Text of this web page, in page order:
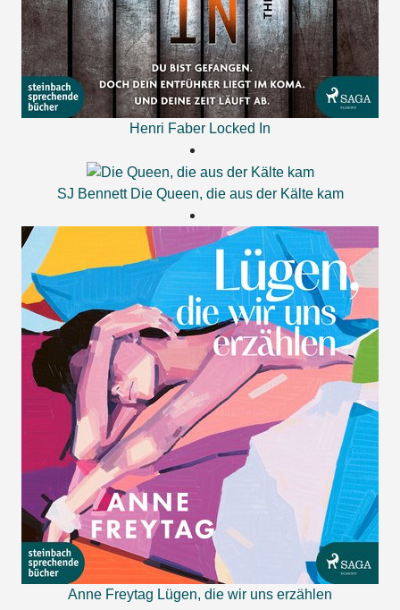
Henri Faber Locked In
SJ Bennett Die Queen, die aus der Kälte kam
Anne Freytag Lügen, die wir uns erzählen